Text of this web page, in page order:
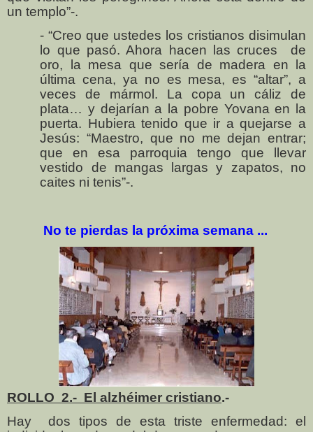
un templo”-.
- “Creo que ustedes los cristianos disimulan
lo que pasó. Ahora hacen las cruces
de
oro, la mesa que sería de madera en la
última cena, ya no es mesa, es “altar”, a
veces de mármol. La copa un cáliz de
plata… y dejarían a la pobre Yovana en la
puerta. Hubiera tenido que ir a quejarse a
Jesús: “Maestro, que no me dejan entrar;
que en esa parroquia tengo que llevar
vestido de mangas largas y zapatos, no
caites ni tenis”-.
No te pierdas la próxima semana ...
ROLLO 2.- El alzhéimer cristiano.-
Hay
dos tipos de esta triste enfermedad: el